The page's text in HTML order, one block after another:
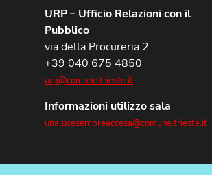
URP – Ufficio Relazioni con il
Pubblico
via della Procureria 2
+39 040 675 4850
urp@comune.trieste.it
Informazioni utilizzo sala
unalucesempreaccesa@comune.trieste.it